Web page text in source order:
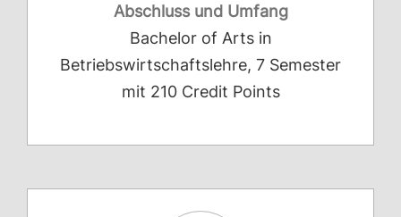
Abschluss und Umfang
Bachelor of Arts in
Betriebswirtschaftslehre, 7 Semester
mit 210 Credit Points